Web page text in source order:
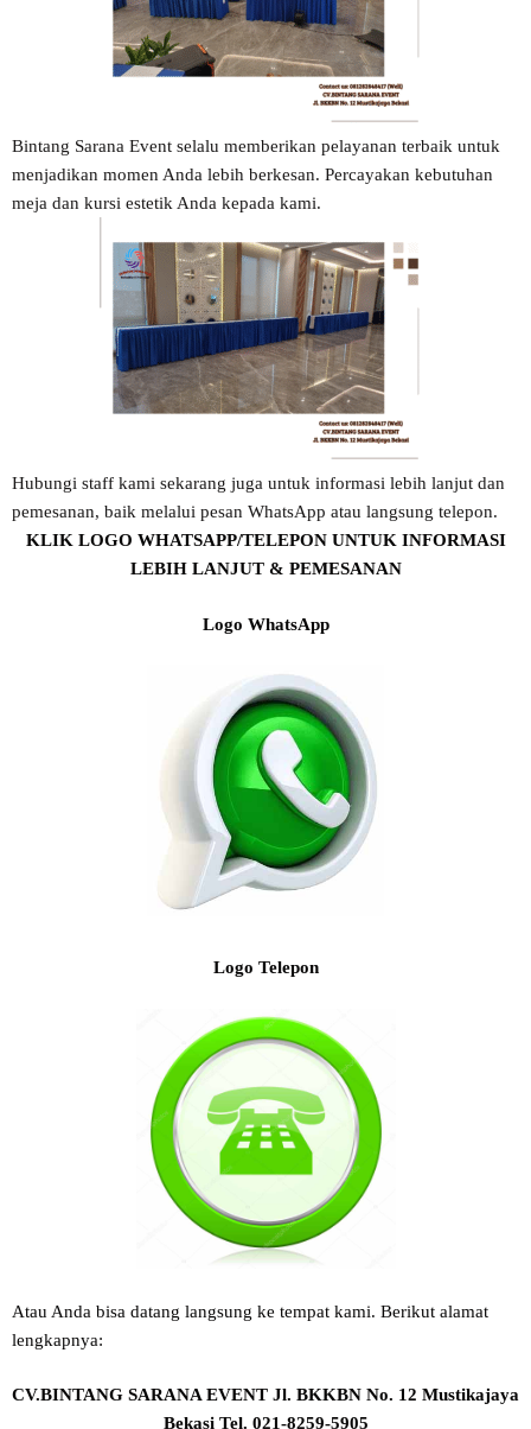
Bintang Sarana Event selalu memberikan pelayanan terbaik untuk
menjadikan momen Anda lebih berkesan. Percayakan kebutuhan
meja dan kursi estetik Anda kepada kami.
Hubungi staff kami sekarang juga untuk informasi lebih lanjut dan
pemesanan, baik melalui pesan WhatsApp atau langsung telepon.
KLIK LOGO WHATSAPP/TELEPON UNTUK INFORMASI
LEBIH LANJUT & PEMESANAN
Logo WhatsApp
Logo Telepon
Atau Anda bisa datang langsung ke tempat kami. Berikut alamat
lengkapnya:
CV.BINTANG SARANA EVENT Jl. BKKBN No. 12 Mustikajaya
Bekasi Tel. 021-8259-5905